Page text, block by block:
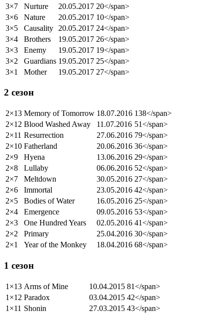
3×7
Nurture 20.05.2017 20</span>
3×6
Nature 20.05.2017 10</span>
3×5
Causality 20.05.2017 24</span>
3×4
Brothers 19.05.2017 26</span>
3×3
Enemy 19.05.2017 19</span>
3×2
Guardians 19.05.2017 25</span>
3×1
Mother 19.05.2017 27</span>
2 сезон
2×13 Memory of Tomorrow 18.07.2016 138</span>
2×12 Blood Washed Away 11.07.2016 51</span>
2×11 Resurrection 27.06.2016 79</span>
2×10 Fatherland 20.06.2016 36</span>
2×9
Hyena 13.06.2016 29</span>
2×8
Lullaby 06.06.2016 52</span>
2×7
Meltdown 30.05.2016 27</span>
2×6
Immortal 23.05.2016 42</span>
2×5
Bodies of Water 16.05.2016 25</span>
2×4
Emergence 09.05.2016 53</span>
2×3
One Hundred Years 02.05.2016 41</span>
2×2
Primary 25.04.2016 30</span>
2×1
Year of the Monkey 18.04.2016 68</span>
1 сезон
1×13 Arms of Mine 10.04.2015 81</span>
1×12 Paradox 03.04.2015 42</span>
1×11 Shonin 27.03.2015 43</span>